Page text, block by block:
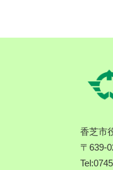
香芝市
〒639-